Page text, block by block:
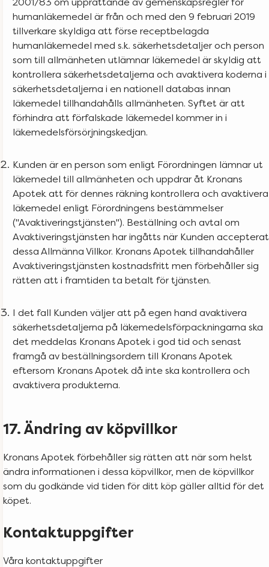
humanläkemedel är från och med den 9 februari 2019
tillverkare skyldiga att förse receptbelagda
humanläkemedel med s.k. säkerhetsdetaljer och person
som till allmänheten utlämnar läkemedel är skyldig att
kontrollera säkerhetsdetaljerna och avaktivera koderna i
säkerhetsdetaljerna i en nationell databas innan
läkemedel tillhandahålls allmänheten. Syftet är att
förhindra att förfalskade läkemedel kommer in i
läkemedelsförsörjningskedjan.
Kunden är en person som enligt Förordningen lämnar ut
läkemedel till allmänheten och uppdrar åt Kronans
Apotek att för dennes räkning kontrollera och avaktivera
läkemedel enligt Förordningens bestämmelser
("Avaktiveringstjänsten"). Beställning och avtal om
Avaktiveringstjänsten har ingåtts när Kunden accepterat
dessa Allmänna Villkor. Kronans Apotek tillhandahåller
Avaktiveringstjänsten kostnadsfritt men förbehåller sig
rätten att i framtiden ta betalt för tjänsten.
I det fall Kunden väljer att på egen hand avaktivera
säkerhetsdetaljerna på läkemedelsförpackningarna ska
det meddelas Kronans Apotek i god tid och senast
framgå av beställningsordern till Kronans Apotek
eftersom Kronans Apotek då inte ska kontrollera och
avaktivera produkterna.
17. Ändring av köpvillkor
Kronans Apotek förbehåller sig rätten att när som helst
ändra informationen i dessa köpvillkor, men de köpvillkor
som du godkände vid tiden för ditt köp gäller alltid för det
köpet.
Kontaktuppgifter
Våra kontaktuppgifter